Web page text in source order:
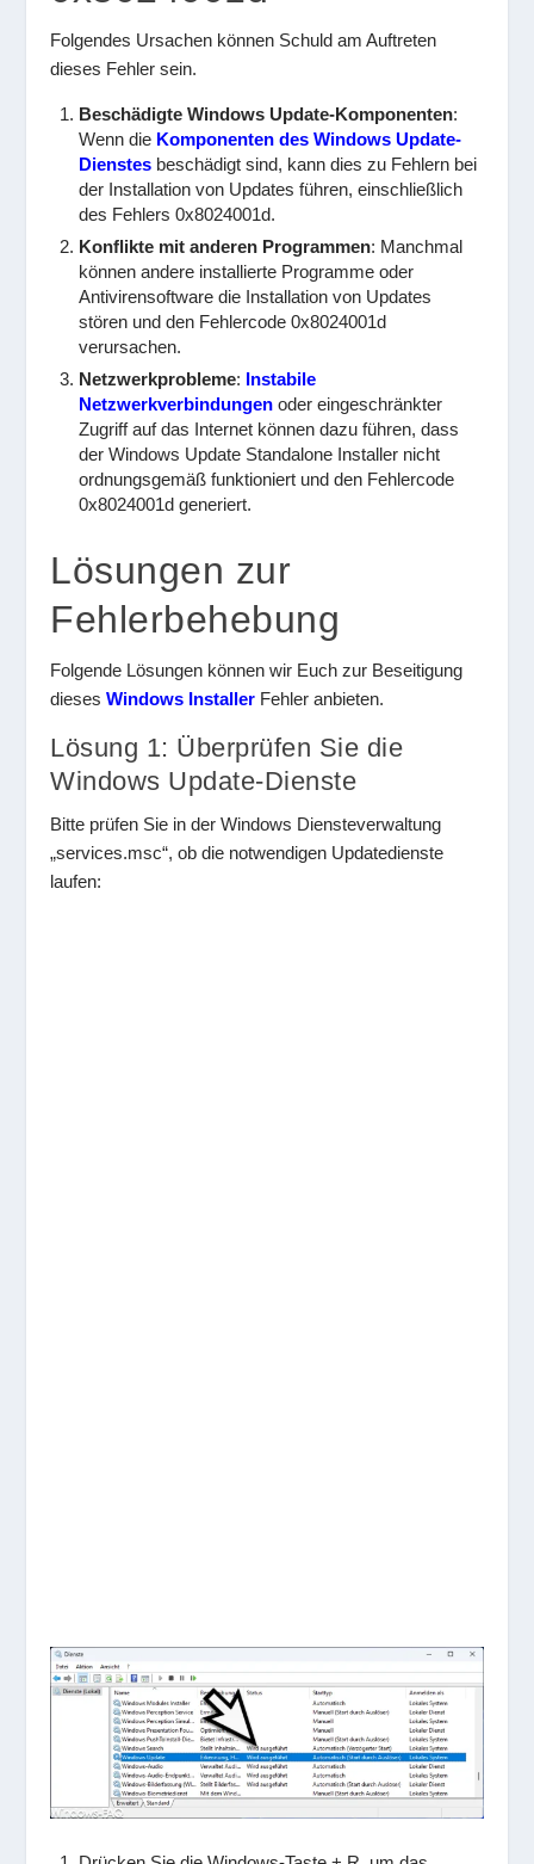
Folgendes Ursachen können Schuld am Auftreten
dieses Fehler sein.
Beschädigte Windows Update-Komponenten:
Wenn die Komponenten des Windows Update-
Dienstes beschädigt sind, kann dies zu Fehlern bei
der Installation von Updates führen, einschließlich
des Fehlers 0x8024001d.
Konflikte mit anderen Programmen: Manchmal
können andere installierte Programme oder
Antivirensoftware die Installation von Updates
stören und den Fehlercode 0x8024001d
verursachen.
Netzwerkprobleme: Instabile
Netzwerkverbindungen oder eingeschränkter
Zugriff auf das Internet können dazu führen, dass
der Windows Update Standalone Installer nicht
ordnungsgemäß funktioniert und den Fehlercode
0x8024001d generiert.
Lösungen zur
Fehlerbehebung
Folgende Lösungen können wir Euch zur Beseitigung
diesesWindows Installer Fehler anbieten.
Lösung 1: Überprüfen Sie die
Windows Update-Dienste
Bitte prüfen Sie in der Windows Diensteverwaltung
„services.msc“, ob die notwendigen Updatedienste
laufen: